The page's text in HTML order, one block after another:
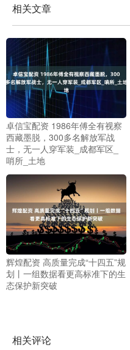
相关文章
卓信宝配资 1986年傅全有视察
西藏墨脱，300多名解放军战
士，无一人穿军装_成都军区_
哨所_土地
辉煌配资 高质量完成“十四五”规
划丨一组数据看更高标准下的生
态保护新突破
相关评论